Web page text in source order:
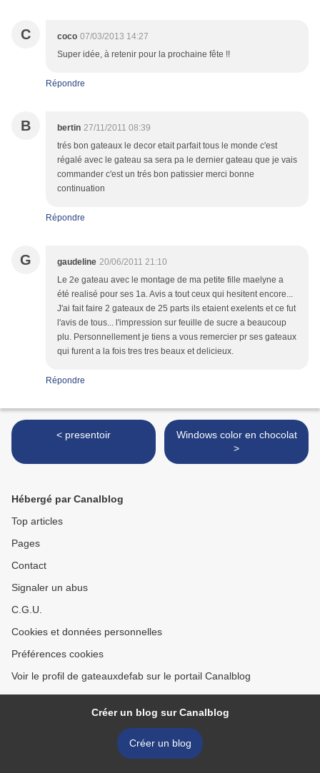
C coco 07/03/2013 14:27
Super idée, à retenir pour la prochaine fête !!
Répondre
B bertin 27/11/2011 08:39
trés bon gateaux le decor etait parfait tous le monde c'est
régalé avec le gateau sa sera pa le dernier gateau que je vais
commander c'est un trés bon patissier merci bonne
continuation
Répondre
G gaudeline 20/06/2011 21:10
Le 2e gateau avec le montage de ma petite fille maelyne a
été realisé pour ses 1a. Avis a tout ceux qui hesitent encore...
J'ai fait faire 2 gateaux de 25 parts ils etaient exelents et ce fut
l'avis de tous... l'impression sur feuille de sucre a beaucoup
plu. Personnellement je tiens a vous remercier pr ses gateaux
qui furent a la fois tres tres beaux et delicieux.
Répondre
< presentoir
Windows color en chocolat
>
Hébergé par Canalblog
Top articles
Pages
Contact
Signaler un abus
C.G.U.
Cookies et données personnelles
Préférences cookies
Voir le profil de gateauxdefab sur le portail Canalblog
Créer un blog sur Canalblog
Créer un blog